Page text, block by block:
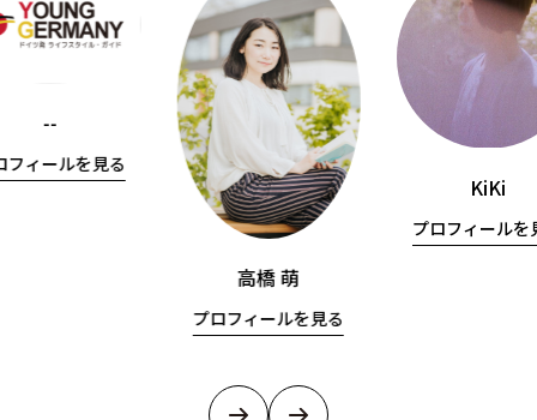
--
フィールを見る
高橋 萌
プロフィールを見る
KiKi
プロフィールを